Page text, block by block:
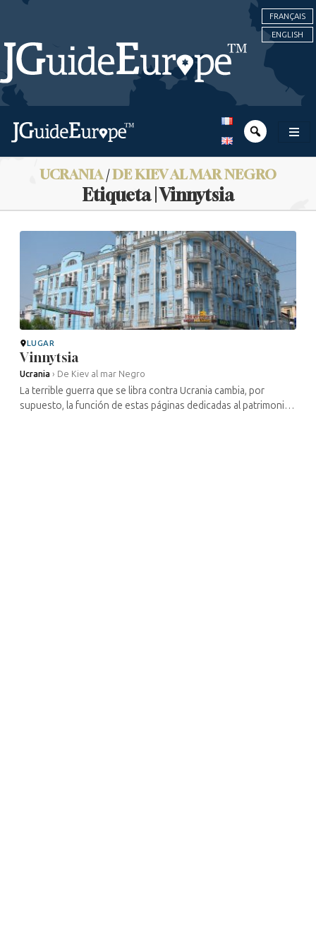
FRANÇAIS
ENGLISH
UCRANIA/DE KIEV AL MAR NEGRO
Etiqueta | Vinnytsia
LUGAR
Vinnytsia
Ucrania › De Kiev al mar Negro
La terrible guerra que se libra contra Ucrania cambia, por
supuesto, la función de estas páginas dedicadas al patrimonio